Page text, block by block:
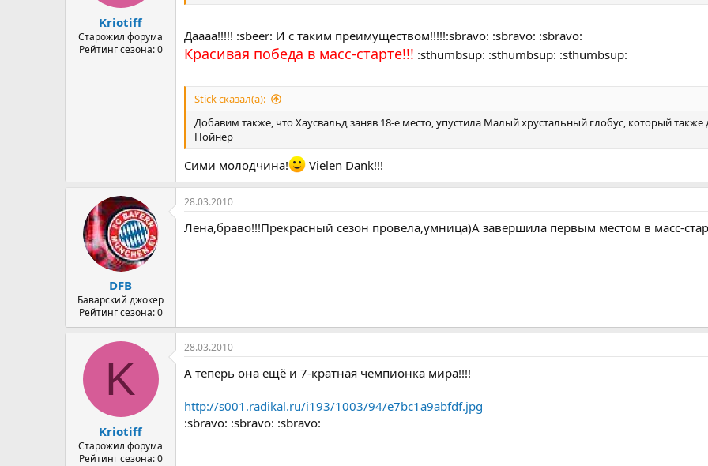
Kriotiff
Старожил форума
Рейтинг сезона: 0
Даааа!!!!! :sbeer: И с таким преимуществом!!!!!:sbravo: :sbravo: :sbravo:
Красивая победа в масс-старте!!! :sthumbsup: :sthumbsup: :sthumbsup:
Stick сказал(а):
Добавим также, что Хаусвальд заняв 18-е место, упустила Малый хрустальный глобус, который также
Нойнер
Сими молодчина! Vielen Dank!!!
DFB
Баварский джокер
Рейтинг сезона: 0
28.03.2010
Лена,браво!!!Прекрасный сезон провела,умница)А завершила первым местом в масс-
K
Kriotiff
Старожил форума
Рейтинг сезона: 0
28.03.2010
А теперь она ещё и 7-кратная чемпионка мира!!!!
http://s001.radikal.ru/i193/1003/94/e7bc1a9abfdf.jpg
:sbravo: :sbravo: :sbravo: